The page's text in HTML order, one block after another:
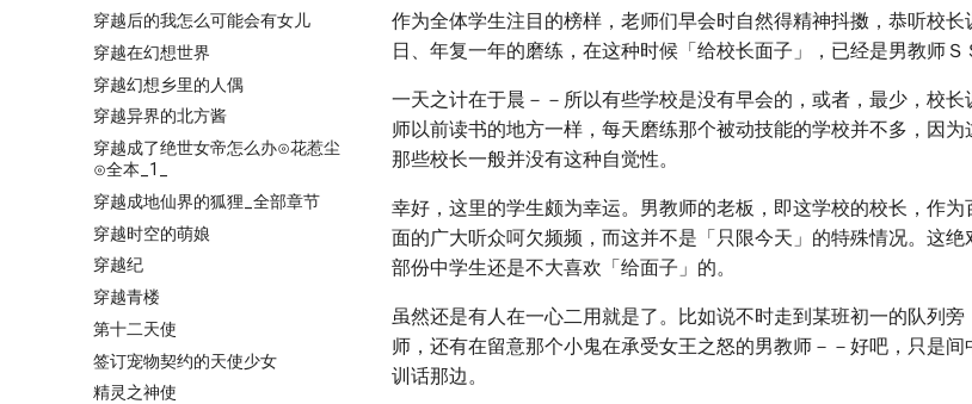
穿越后的我怎么可能会有女儿
穿越在幻想世界
穿越幻想乡里的人偶
穿越异界的北方酱
穿越成了绝世女帝怎么办⊙花惹尘
⊙全本_1_
穿越成地仙界的狐狸_全部章节
穿越时空的萌娘
穿越纪
穿越青楼
第十二天使
签订宠物契约的天使少女
精灵之神使
作为全体学生注目的榜样，老师们早会时自然得精神抖擞，恭听校
日、年复一年的磨练，在这种时候「给校长面子」，已经是男教师Ｓ
一天之计在于晨－－所以有些学校是没有早会的，或者，最少，校
师以前读书的地方一样，每天磨练那个被动技能的学校并不多，因为
那些校长一般并没有这种自觉性。
幸好，这里的学生颇为幸运。男教师的老板，即这学校的校长，作
面的广大听众呵欠频频，而这并不是「只限今天」的特殊情况。这
部份中学生还是不大喜欢「给面子」的。
虽然还是有人在一心二用就是了。比如说不时走到某班初一的队列
师，还有在留意那个小鬼在承受女王之怒的男教师－－好吧，只是
训话那边。